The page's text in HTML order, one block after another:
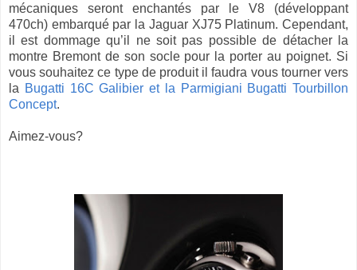
mécaniques seront enchantés par le V8 (développant
470ch) embarqué par la Jaguar XJ75 Platinum. Cependant,
il est dommage qu’il ne soit pas possible de détacher la
montre Bremont de son socle pour la porter au poignet. Si
vous souhaitez ce type de produit il faudra vous tourner vers
la Bugatti 16C Galibier et la Parmigiani Bugatti Tourbillon
Concept.
Aimez-vous?